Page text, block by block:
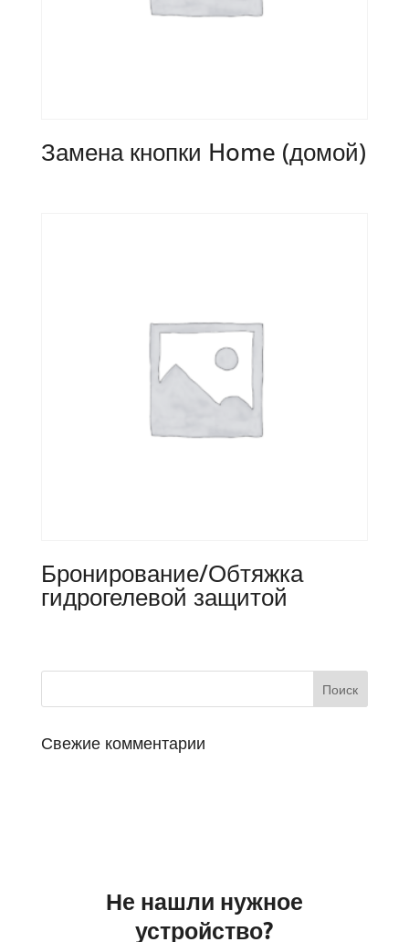
Замена кнопки Home (домой)
Бронирование/Обтяжка
гидрогелевой защитой
Свежие комментарии
Не нашли нужное
устройство?